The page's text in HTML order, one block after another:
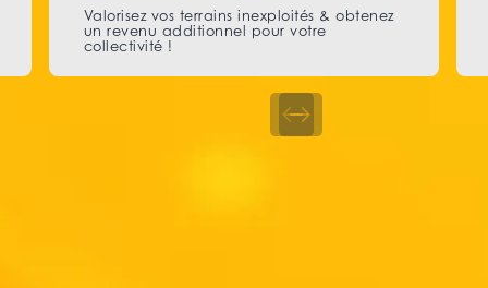
Valorisez vos terrains inexploités & obtenez
un revenu additionnel pour votre
collectivité !